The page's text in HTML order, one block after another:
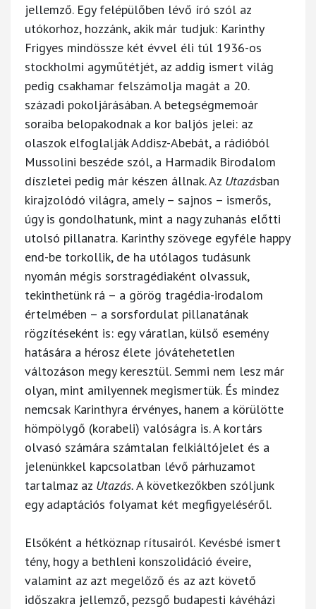
jellemző. Egy felépülőben lévő író szól az
utókorhoz, hozzánk, akik már tudjuk: Karinthy
Frigyes mindössze két évvel éli túl 1936-os
stockholmi agyműtétjét, az addig ismert világ
pedig csakhamar felszámolja magát a 20.
századi pokoljárásában. A betegségmemoár
soraiba belopakodnak a kor baljós jelei: az
olaszok elfoglalják Addisz-Abebát, a rádióból
Mussolini beszéde szól, a Harmadik Birodalom
díszletei pedig már készen állnak. Az Utazásban
kirajzolódó világra, amely – sajnos – ismerős,
úgy is gondolhatunk, mint a nagy zuhanás előtti
utolsó pillanatra. Karinthy szövege egyféle happy
end-be torkollik, de ha utólagos tudásunk
nyomán mégis sorstragédiaként olvassuk,
tekinthetünk rá – a görög tragédia-irodalom
értelmében – a sorsfordulat pillanatának
rögzítéseként is: egy váratlan, külső esemény
hatására a hérosz élete jóvátehetetlen
változáson megy keresztül. Semmi nem lesz már
olyan, mint amilyennek megismertük. És mindez
nemcsak Karinthyra érvényes, hanem a körülötte
hömpölygő (korabeli) valóságra is. A kortárs
olvasó számára számtalan felkiáltójelet és a
jelenünkkel kapcsolatban lévő párhuzamot
tartalmaz az Utazás.A következőkben szóljunk
egy adaptációs folyamat két megfigyeléséről.
Elsőként a hétköznap rítusairól. Kevésbé ismert
tény, hogy a bethleni konszolidáció éveire,
valamint az azt megelőző és az azt követő
időszakra jellemző, pezsgő budapesti kávéházi